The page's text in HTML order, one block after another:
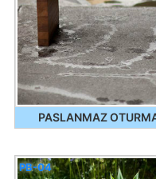
PASLANMAZ
PB-04